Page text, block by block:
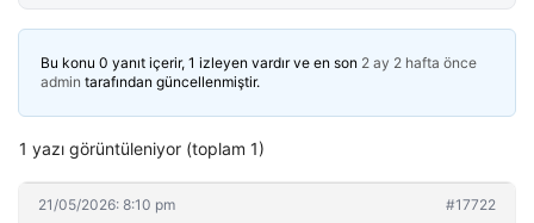
Bu konu 0 yanıt içerir, 1 izleyen vardır ve en son 2 ay 2 hafta önce
admin tarafından güncellenmiştir.
1 yazı görüntüleniyor (toplam 1)
21/05/2026: 8:10 pm #17722